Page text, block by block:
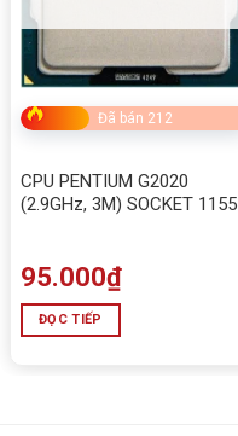
Đã bán 212
CPU PENTIUM G2020
(2.9GHz, 3M) SOCKET 1155
95.000₫
ĐỌC TIẾP